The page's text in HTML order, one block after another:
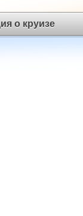
о круизе